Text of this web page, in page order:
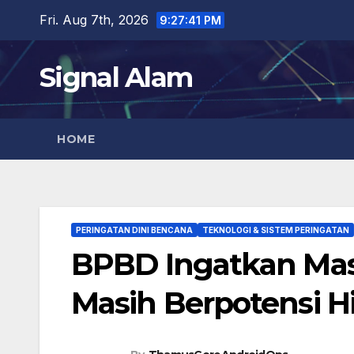
content
Fri. Aug 7th, 2026 9:27:42 PM
Signal Alam
HOME
PERINGATAN DINI BENCANA TEKNOLOGI & SISTEM PERINGATAN
BPBD Ingatkan
Masih Berpotensi